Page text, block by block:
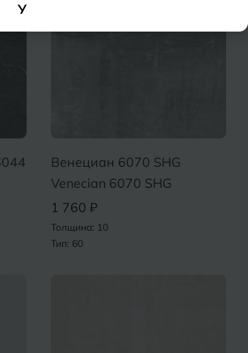
Венециан 6070 SHG
Venecian 6070 SHG
1 760 ₽
Толщина: 10
Тип: 60
У
Улан-Удэ
Х
Химки